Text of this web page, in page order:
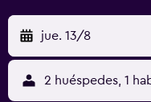
jue. 13/8
2 huéspedes, 1